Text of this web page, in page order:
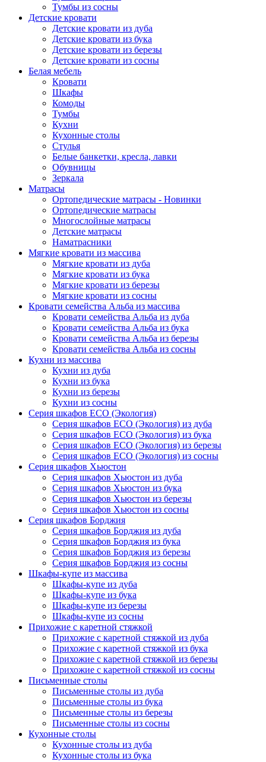
Тумбы из сосны
Детские кровати
Детские кровати из дуба
Детские кровати из бука
Детские кровати из березы
Детские кровати из сосны
Белая мебель
Кровати
Шкафы
Комоды
Тумбы
Кухни
Кухонные столы
Стулья
Белые банкетки, кресла, лавки
Обувницы
Зеркала
Матрасы
Ортопедические матрасы - Новинки
Ортопедические матрасы
Многослойные матрасы
Детские матрасы
Наматрасники
Мягкие кровати из массива
Мягкие кровати из дуба
Мягкие кровати из бука
Мягкие кровати из березы
Мягкие кровати из сосны
Кровати семейства Альба из массива
Кровати семейства Альба из дуба
Кровати семейства Альба из бука
Кровати семейства Альба из березы
Кровати семейства Альба из сосны
Кухни из массива
Кухни из дуба
Кухни из бука
Кухни из березы
Кухни из сосны
Серия шкафов ECO (Экология)
Серия шкафов ECO (Экология) из дуба
Серия шкафов ECO (Экология) из бука
Серия шкафов ECO (Экология) из березы
Серия шкафов ECO (Экология) из сосны
Серия шкафов Хьюстон
Серия шкафов Хьюстон из дуба
Серия шкафов Хьюстон из бука
Серия шкафов Хьюстон из березы
Серия шкафов Хьюстон из сосны
Серия шкафов Борджия
Серия шкафов Борджия из дуба
Серия шкафов Борджия из бука
Серия шкафов Борджия из березы
Серия шкафов Борджия из сосны
Шкафы-купе из массива
Шкафы-купе из дуба
Шкафы-купе из бука
Шкафы-купе из березы
Шкафы-купе из сосны
Прихожие с каретной стяжкой
Прихожие с каретной стяжкой из дуба
Прихожие с каретной стяжкой из бука
Прихожие с каретной стяжкой из березы
Прихожие с каретной стяжкой из сосны
Письменные столы
Письменные столы из дуба
Письменные столы из бука
Письменные столы из березы
Письменные столы из сосны
Кухонные столы
Кухонные столы из дуба
Кухонные столы из бука